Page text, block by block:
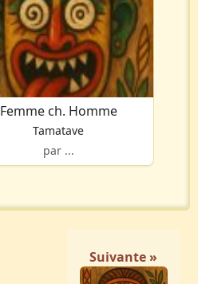
Femme ch. Homme
Tamatave
par ...
Suivante »